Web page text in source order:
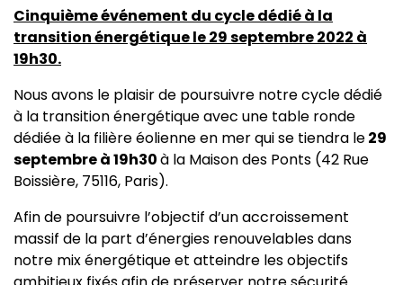
Cinquièmeévénement du cycle dédié à la
transition énergétique le 29 septembre 2022 à
19h30.
Nous avons le plaisir de poursuivre notre cycle dédié
à la transition énergétique avec une table ronde
dédiée à la filière éolienne en mer qui se tiendra le29
septembre à 19h30à la Maison des Ponts (42 Rue
Boissière, 75116, Paris).
Afin de poursuivre l’objectif d’un accroissement
massif de la part d’énergies renouvelables dans
notre mix énergétique et atteindre les objectifs